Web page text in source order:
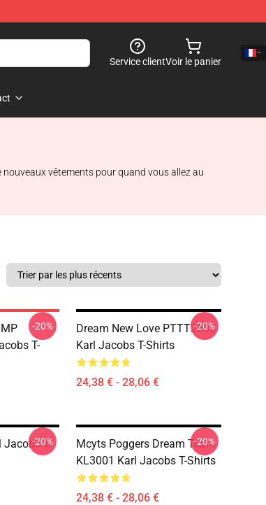
Service clientVoir le panier
vêtements pour quand vous allez au
T-
-20%
Dream New Love PTTT2805
Karl Jacobs T-Shirts
24,38 € - 28,06 €
-20%
Jacobs T-
-20%
Mcyts Poggers Dream Team
KL3001 Karl Jacobs T-Shirts
24,38 € - 28,06 €
-20%